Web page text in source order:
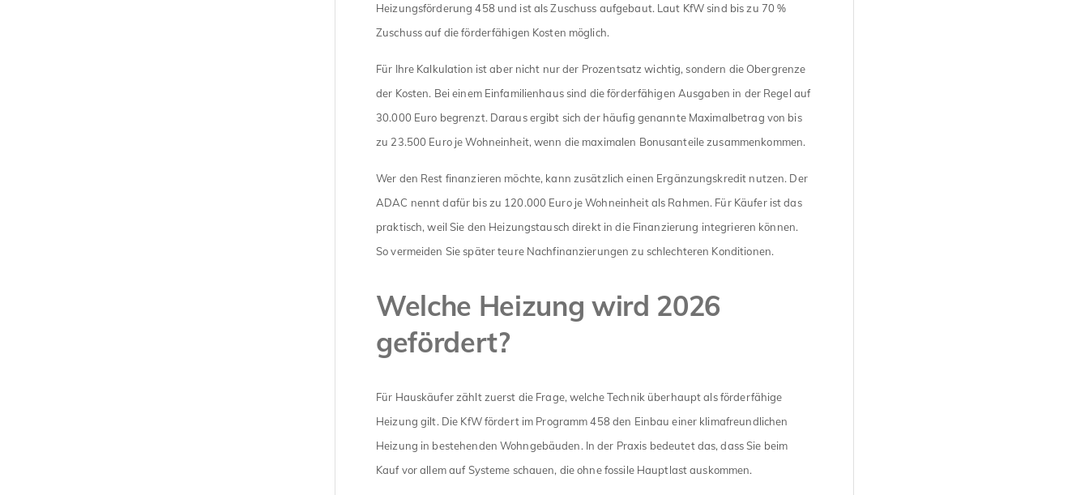
Heizungsförderung 458 und ist als Zuschuss aufgebaut. Laut KfW sind bis zu 70 %
Zuschuss auf die förderfähigen Kosten möglich.
Für Ihre Kalkulation ist aber nicht nur der Prozentsatz wichtig, sondern die Obergrenze
der Kosten. Bei einem Einfamilienhaus sind die förderfähigen Ausgaben in der Regel auf
30.000 Euro begrenzt. Daraus ergibt sich der häufig genannte Maximalbetrag von bis
zu 23.500 Euro je Wohneinheit, wenn die maximalen Bonusanteile zusammenkommen.
Wer den Rest finanzieren möchte, kann zusätzlich einen Ergänzungskredit nutzen. Der
ADAC nennt dafür bis zu 120.000 Euro je Wohneinheit als Rahmen. Für Käufer ist das
praktisch, weil Sie den Heizungstausch direkt in die Finanzierung integrieren können.
So vermeiden Sie später teure Nachfinanzierungen zu schlechteren Konditionen.
Welche Heizung wird 2026
gefördert?
Für Hauskäufer zählt zuerst die Frage, welche Technik überhaupt als förderfähige
Heizung gilt. Die KfW fördert im Programm 458 den Einbau einer klimafreundlichen
Heizung in bestehenden Wohngebäuden. In der Praxis bedeutet das, dass Sie beim
Kauf vor allem auf Systeme schauen, die ohne fossile Hauptlast auskommen.